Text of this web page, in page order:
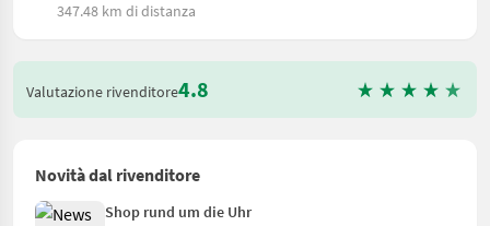
347.48 km di distanza
Valutazione rivenditore4.8
Novità dal rivenditore
Shop rund um die Uhr